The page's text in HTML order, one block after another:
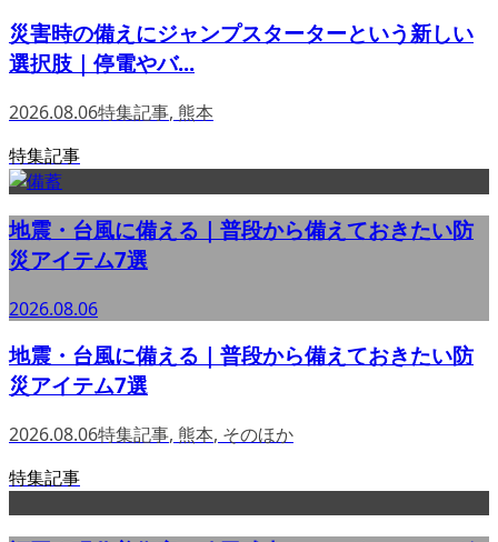
災害時の備えにジャンプスターターという新しい
選択肢｜停電やバ...
2026.08.06特集記事, 熊本
特集記事
地震・台風に備える｜普段から備えておきたい防
災アイテム7選
2026.08.06
地震・台風に備える｜普段から備えておきたい防
災アイテム7選
2026.08.06特集記事, 熊本, そのほか
特集記事